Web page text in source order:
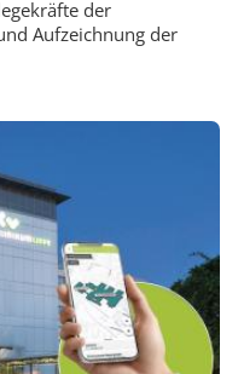
der
Aufzeichnung der